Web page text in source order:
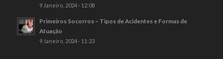
9 Janeiro, 2024 - 12:08
Primeiros Socorros – Tipos de Acidentes e Formas de
Atuação
9 Janeiro, 2024 - 11:23